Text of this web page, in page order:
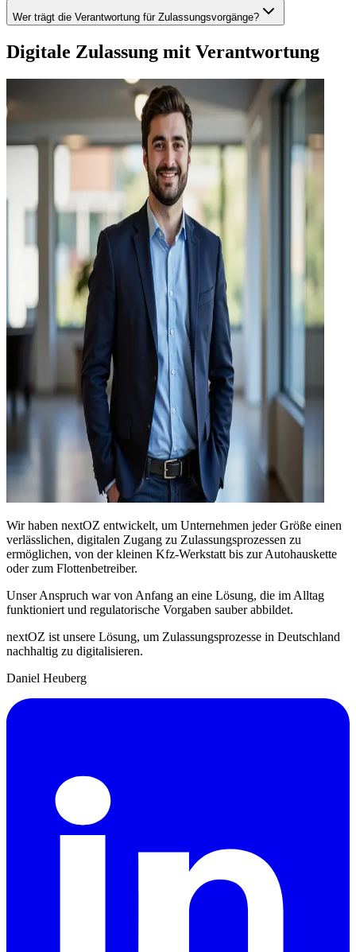
Wer trägt die Verantwortung für Zulassungsvorgänge?
Digitale Zulassung mit Verantwortung
Wir haben nextOZ entwickelt, um Unternehmen jeder Größe einen
verlässlichen, digitalen Zugang zu Zulassungsprozessen zu
ermöglichen, von der kleinen Kfz-Werkstatt bis zur Autohauskette
oder zum Flottenbetreiber.
Unser Anspruch war von Anfang an eine Lösung, die im Alltag
funktioniert und regulatorische Vorgaben sauber abbildet.
nextOZ ist unsere Lösung, um Zulassungsprozesse in Deutschland
nachhaltig zu digitalisieren.
Daniel Heuberg